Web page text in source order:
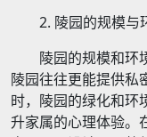
2. 陵园的规模与
陵园的规模和环
陵园往往更能提供私
时，陵园的绿化和环
升家属的心理体验。